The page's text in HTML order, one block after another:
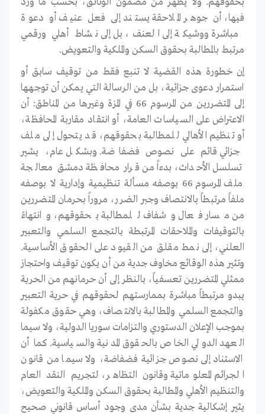
فيها، أن جوهر الملاحقة يستند إلى فعل عنيف أو دعوة
مباشرة ووشيكة إلى العنف، بل إلى نشاط أهلي ورقمي
مرتبط بالمطالبة بحقوق السكن والملكية والتعويض.
إن خطورة هذه القضية لا تنبع فقط من توقيف سابق أو
استمرار دعوى جزائية، بل من الرسالة التي يمكن أن توجهها
إلى المتضررين من المرسوم 66 في المزة وغيرها من المناطق: أن
الاعتراض على السياسات العامة، أو انتقاد مقاربة المحافظة،
أو تنظيم الأهالي للمطالبة بحقوقهم، قد يتحول إلى ملف
جزائي قائم على نصوص فضفاضة. وبشكل عام، يشير
تسلسل الأحداث، بدءاً من قرار محافظة دمشق معالجة
ملف المرسوم 66 بوصفه مسألة تنظيمية وإدارية لا بوصفه
ملفاً مرتبطاً بالانتصاف وجبر الضرر، مروراً بحرمان المتضررين
من مسار فعال وشفاف للمطالبة بحقوقهم، وانتهاءً
بالتوقيفات والملاحقات المرتبطة بالتجمع السلمي والتعبير
العلني، إلى نمط مقلق من القيود على الحقوق الأساسية.
وتثير هذه الوقائع مخاوف جدية من أن يكون توقيف واحتجاز
ممثلي المتضررين تعسفياً، بالنظر إلى أن حرمانهم من الحرية
يبدو مرتبطاً مباشرة بممارستهم لحقوقهم في حرية التعبير
والتجمع السلمي والمطالبة بالانتصاف، وهي حقوق مكفولة
بموجب الإعلان الدستوري والتزامات سوريا الدولية، ولا سيما
العهد الدولي الخاص بالحقوق المدنية والسياسية. كما أن
الاستناد إلى نصوص جزائية فضفاضة، ولا سيما من قانون
الجرائم المعلوماتية وقانون التظاهر، لتجريم النقد العام
والتنظيم الأهلي والمطالبة بحقوق السكن والملكية والتعويض،
يثير إشكالية جدية بشأن مدى وجود أساس قانوني صحيح